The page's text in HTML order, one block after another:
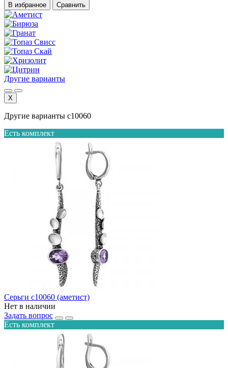
В избранное Сравнить
Другие варианты
X
Другие варианты с10060
Есть комплект
Серьги с10060 (аметист)
Нет в наличии
Задать вопрос
Есть комплект